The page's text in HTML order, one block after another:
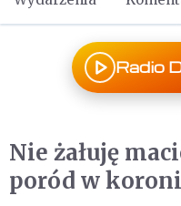
Radio
Nie żałuję
poród w